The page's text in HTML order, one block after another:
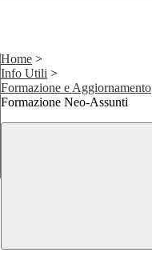
Home >
Info Utili >
Formazione e Aggiornamento
Formazione Neo-Assunti